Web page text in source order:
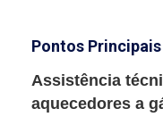
Pontos Principais
Assistência
aquecedores a